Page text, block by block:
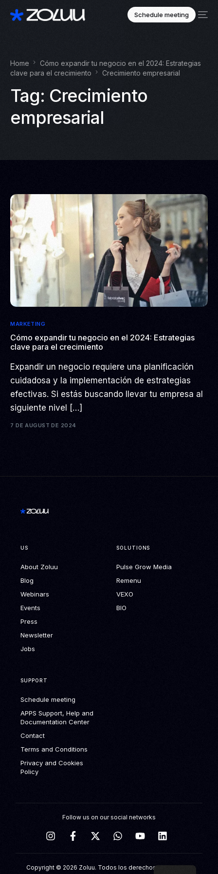
Schedule meeting
Home
Cómo expandir tu negocio en el 2024: Estrategias
clave para el crecimiento
Crecimiento empresarial
Tag: Crecimiento
empresarial
MARKETING
Cómo expandir tu negocio en el 2024: Estrategias
clave para el crecimiento
Expandir un negocio requiere una planificación
cuidadosa y la implementación de estrategias
efectivas. Si estás buscando llevar tu empresa al
siguiente nivel […]
7 DE AUGUST DE 2024
US
About Zoluu
Blog
Webinars
Events
Press
Newsletter
Jobs
SOLUTIONS
Pulse Grow Media
Remenu
VEXO
BIO
SUPPORT
Schedule meeting
APPS Support, Help and
Documentation Center
Contact
Terms and Conditions
Privacy and Cookies
Policy
Copyright © 2026 Zoluu. Todos los derechos reservados.
Follow us on our social networks